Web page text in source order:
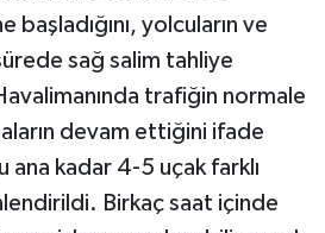
başladığını, yolcuların ve
sağ salim tahliye
trafiğin normale
devam ettiğini ifade
kadar 4-5 uçak farklı
Birkaç saat içinde